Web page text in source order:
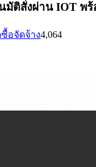
ติสั่งผ่าน IOT พ
อจัดจ้าง4,064